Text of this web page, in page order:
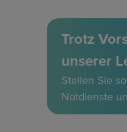
Trotz
unserer
Stellen Sie
Notdienste